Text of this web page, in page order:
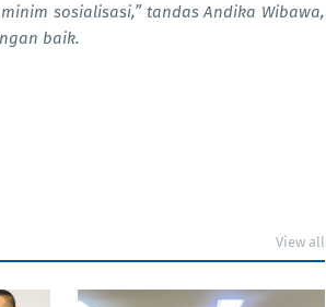
sosialisasi,” tandas Andika Wibawa,
baik.
View all